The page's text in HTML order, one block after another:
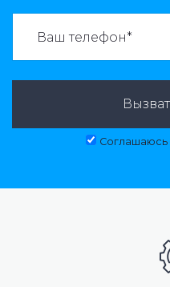
Соглашаюсь